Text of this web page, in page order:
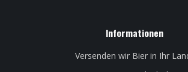
Informationen
Versenden wir Bier in Ihr